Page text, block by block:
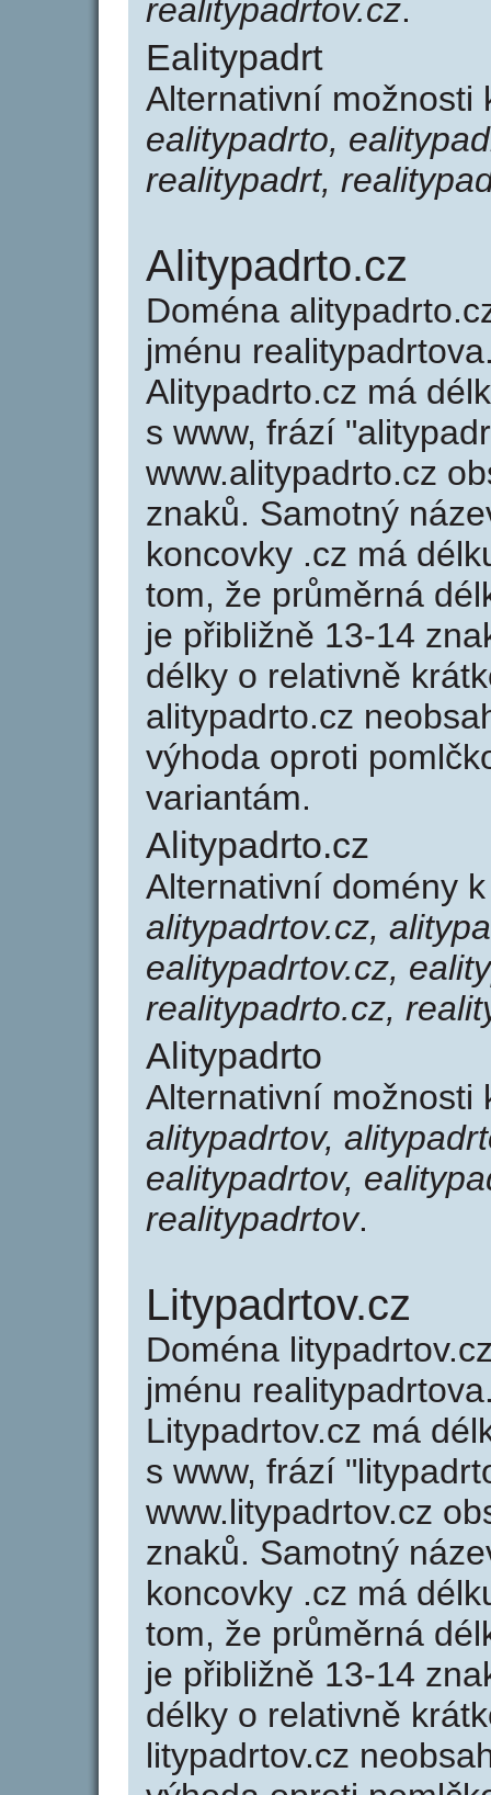
realitypadrtov.cz.
Ealitypadrt
Alternativní možnosti
ealitypadrto,
realitypadrt,
Alitypadrto.cz
Doména
jménu
Alitypadrto.cz má
s www, frází
www.alitypadrto.cz
znaků. Samotný
koncovky .cz má
tom, že průměrná
je přibližně 13-14
délky o relativně
alitypadrto.cz
výhoda oproti
variantám.
Alitypadrto.cz
Alternativní domény
alitypadrtov.cz,
ealitypadrtov.cz,
realitypadrto.cz,
Alitypadrto
Alternativní možnosti
alitypadrtov,
ealitypadrtov,
realitypadrtov.
Litypadrtov.cz
Doména
jménu
Litypadrtov.cz má
s www, frází
www.litypadrtov.cz
znaků. Samotný
koncovky .cz má
tom, že průměrná
je přibližně 13-14
délky o relativně
litypadrtov.cz